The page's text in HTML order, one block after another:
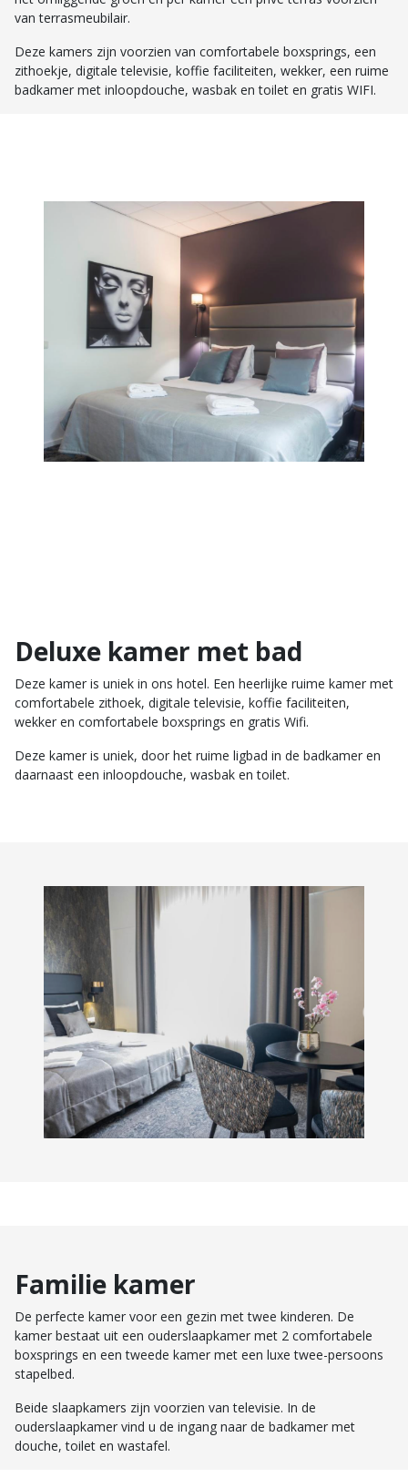
van terrasmeubilair.
Deze kamers zijn voorzien van comfortabele boxsprings, een
zithoekje, digitale televisie, koffie faciliteiten, wekker, een ruime
badkamer met inloopdouche, wasbak en toilet en gratis WIFI.
Deluxe kamer met bad
Deze kamer is uniek in ons hotel. Een heerlijke ruime kamer met
comfortabele zithoek, digitale televisie, koffie faciliteiten,
wekker en comfortabele boxsprings en gratis Wifi.
Deze kamer is uniek, door het ruime ligbad in de badkamer en
daarnaast een inloopdouche, wasbak en toilet.
Familie kamer
De perfecte kamer voor een gezin met twee kinderen. De
kamer bestaat uit een ouderslaapkamer met 2 comfortabele
boxsprings en een tweede kamer met een luxe twee-persoons
stapelbed.
Beide slaapkamers zijn voorzien van televisie. In de
ouderslaapkamer vind u de ingang naar de badkamer met
douche, toilet en wastafel.